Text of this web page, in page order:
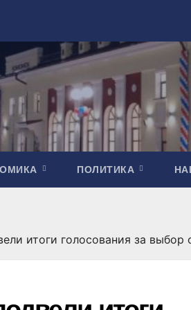
ПОЛИТИКА
итоги голосования за выбор